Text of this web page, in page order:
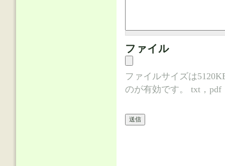
ファイル
ファイルサイズは
のが有効です。 txt，pdf
「CAPTCHA
認